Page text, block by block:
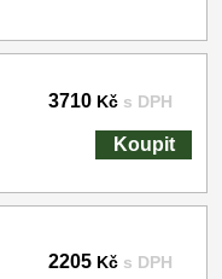
3710 Kč s DPH
Koupit
2205 Kč s DPH